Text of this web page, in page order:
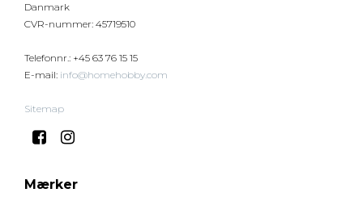
Danmark
CVR-nummer: 45719510
Telefonnr.: +45 63 76 15 15
E-mail: info@homehobby.com
Sitemap
Mærker